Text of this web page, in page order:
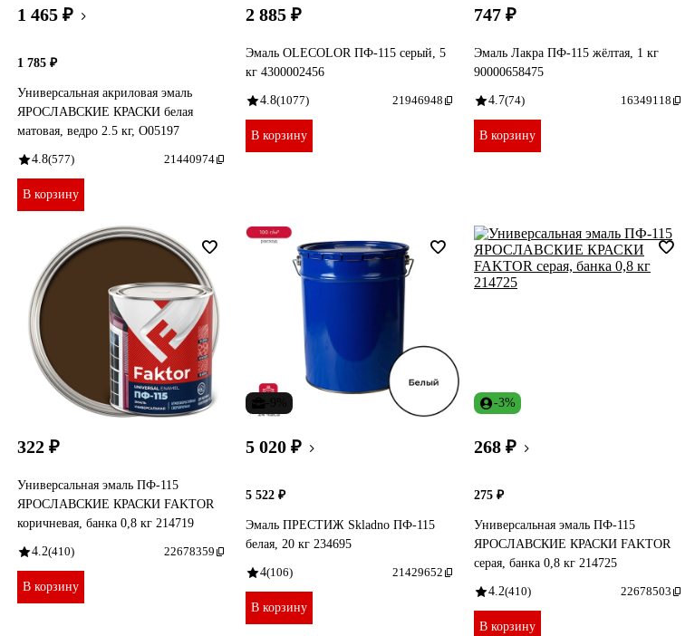
1 465 ₽
1 785 ₽
Универсальная акриловая эмаль
ЯРОСЛАВСКИЕ КРАСКИ белая
матовая, ведро 2.5 кг, О05197
4.8(577) 21440974
В корзину
2 885 ₽
Эмаль OLECOLOR ПФ-115 серый, 5
кг 4300002456
4.8(1077) 21946948
В корзину
747 ₽
Эмаль Лакра ПФ-115 жёлтая, 1 кг
90000658475
4.7(74) 16349118
В корзину
322 ₽
Универсальная эмаль ПФ-115
ЯРОСЛАВСКИЕ КРАСКИ FAKTOR
коричневая, банка 0,8 кг 214719
4.2(410) 22678359
В корзину
5 020 ₽
5 522 ₽
Эмаль ПРЕСТИЖ Skladno ПФ-115
белая, 20 кг 234695
4(106) 21429652
В корзину
-3%
268 ₽
275 ₽
Универсальная эмаль ПФ-115
ЯРОСЛАВСКИЕ КРАСКИ FAKTOR
серая, банка 0,8 кг 214725
4.2(410) 22678503
В корзину